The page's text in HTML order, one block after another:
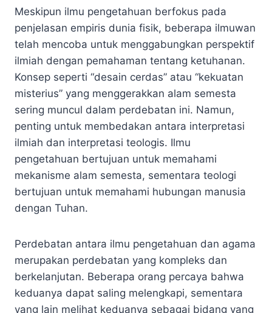
Meskipun ilmu pengetahuan berfokus pada
penjelasan empiris dunia fisik, beberapa ilmuwan
telah mencoba untuk menggabungkan perspektif
ilmiah dengan pemahaman tentang ketuhanan.
Konsep seperti “desain cerdas” atau “kekuatan
misterius” yang menggerakkan alam semesta
sering muncul dalam perdebatan ini. Namun,
penting untuk membedakan antara interpretasi
ilmiah dan interpretasi teologis. Ilmu
pengetahuan bertujuan untuk memahami
mekanisme alam semesta, sementara teologi
bertujuan untuk memahami hubungan manusia
dengan Tuhan.
Perdebatan antara ilmu pengetahuan dan agama
merupakan perdebatan yang kompleks dan
berkelanjutan. Beberapa orang percaya bahwa
keduanya dapat saling melengkapi, sementara
yang lain melihat keduanya sebagai bidang yang